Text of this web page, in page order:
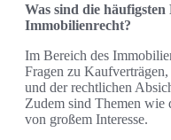
Was sind die
Immobilienrecht?
Im Bereich des
Fragen zu
und der rechtlichen
Zudem sind Themen wie
von großem Interesse.